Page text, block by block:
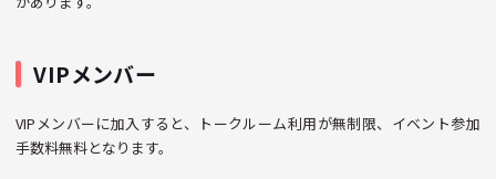
VIPメンバー
VIPメンバーに加入すると、トークルーム利用が無制限、イベント参加
手数料無料となります。